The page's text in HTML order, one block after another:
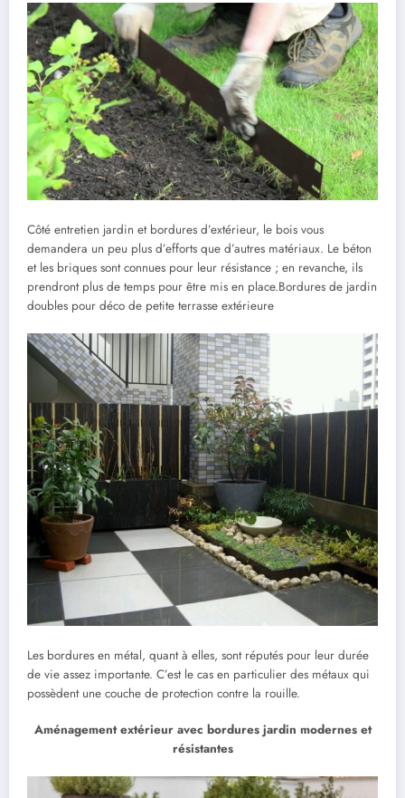
Côté entretien jardin et bordures d’extérieur, le bois vous
demandera un peu plus d’efforts que d’autres matériaux. Le béton
et les briques sont connues pour leur résistance ; en revanche, ils
prendront plus de temps pour être mis en place.Bordures de jardin
doubles pour déco de petite terrasse extérieure
Les bordures en métal, quant à elles, sont réputés pour leur durée
de vie assez importante. C’est le cas en particulier des métaux qui
possèdent une couche de protection contre la rouille.
Aménagement extérieur avec bordures jardin modernes et
résistantes